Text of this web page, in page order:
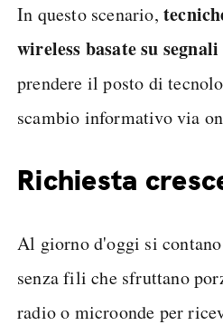
In questo scenario,
wireless basate su
prendere il posto di
scambio informativo via
Richiesta
Al giorno d'oggi si
senza fili che sfruttano
radio o microonde per